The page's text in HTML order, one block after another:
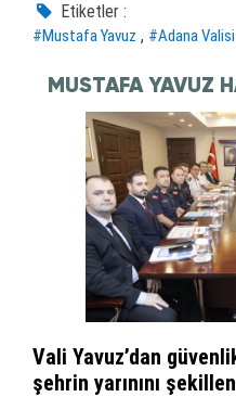
Etiketler :
#Mustafa Yavuz , #Adana Valisi
MUSTAFA YAVUZ
Vali Yavuz’dan
şehrin yarınını